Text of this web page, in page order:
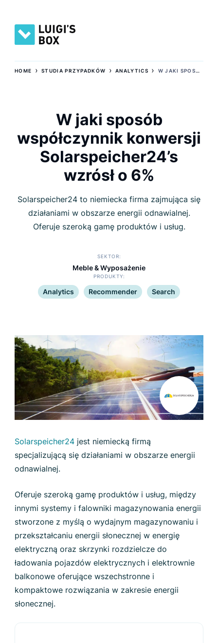
HOME ›STUDIA PRZYPADKÓW ›ANALYTICS › W JAKI SPOSÓB WSPÓŁCZYNNIK KONWERSJI SOLARSPEICHER24’S WZRÓSŁ O 6%
W jaki sposób
współczynnik konwersji
Solarspeicher24’s
wzrósł o 6%
Solarspeicher24 to niemiecka firma zajmująca się
działaniami w obszarze energii odnawialnej.
Oferuje szeroką gamę produktów i usług.
SEKTOR
Meble & Wyposażenie
PRODUKTY
Analytics Recommender Search
Solarspeicher24 jest niemiecką firmą
specjalizującą się działaniami w obszarze energii
odnawialnej.
Oferuje szeroką gamę produktów i usług, między
innymi systemy i falowniki magazynowania energii
stworzone z myślą o wydajnym magazynowaniu i
przekształcaniu energii słonecznej w energię
elektryczną oraz skrzynki rozdzielcze do
ładowania pojazdów elektrycznych i elektrownie
balkonowe oferujące wszechstronne i
kompaktowe rozwiązania w zakresie energii
słonecznej.